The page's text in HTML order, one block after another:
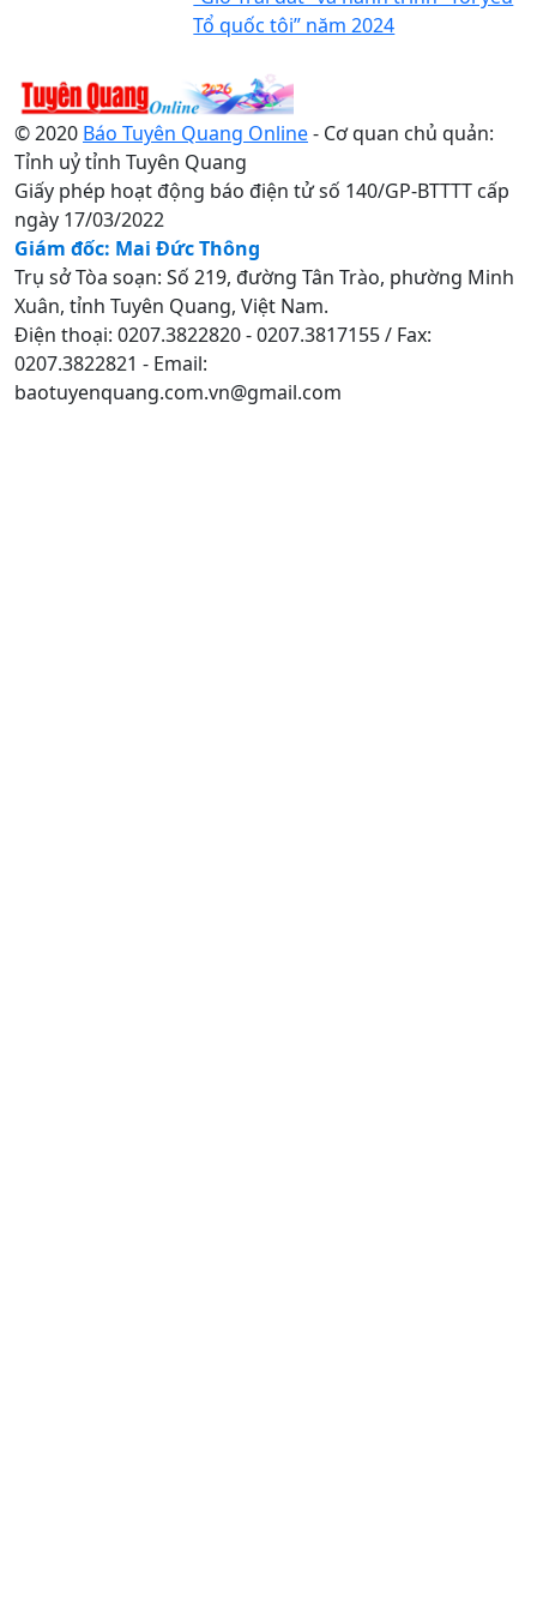
Tổ quốc tôi” năm 2024
© 2020 Báo Tuyên Quang Online- Cơ quan chủ quản:
Tỉnh uỷ tỉnh Tuyên Quang
Giấy phép hoạt động báo điện tử số 140/GP-BTTTT cấp
ngày 17/03/2022
Giám đốc: Mai Đức Thông
Trụ sở Tòa soạn: Số 219, đường Tân Trào, phường Minh
Xuân, tỉnh Tuyên Quang, Việt Nam.
Điện thoại: 0207.3822820 - 0207.3817155 / Fax:
0207.3822821 - Email:
baotuyenquang.com.vn@gmail.com